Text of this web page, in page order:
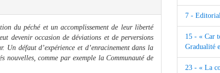
du péché et un accomplissement de leur liberté
devenir occasion de déviations et de perversions
Un défaut d’expérience et d’enracinement dans la
nouvelles, comme par exemple la Communauté de
7 -
15 - « Car
Gradualité
23 - « La